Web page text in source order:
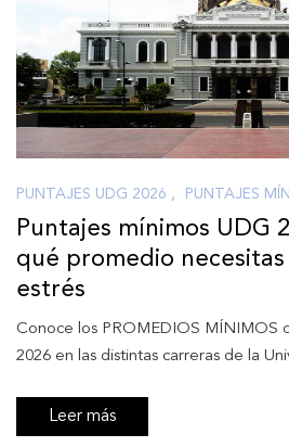
PUNTAJES UDG 2026 , PUNTAJES
Puntajes mínimos UDG
qué promedio
estrés
Conoce los PROMEDIOS MÍNIMOS
2026 en las distintas carreras de la
Leer más